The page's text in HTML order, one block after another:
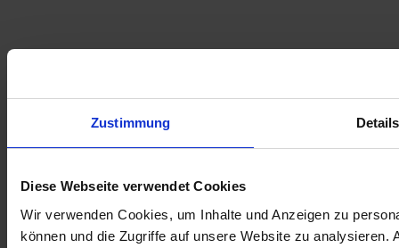
Zustimmung Details
Diese Webseite verwendet Cookies
Wir verwenden Cookies, um Inhalte und Anzeigen zu
können und die Zugriffe auf unsere Website zu analysieren.
Bereiche